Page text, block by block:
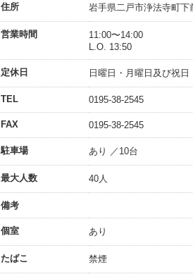
住所 岩手県二戸市浄法寺町下
営業時間
11:00〜14:00
L.O. 13:50
定休日 日曜日・月曜日及び祝日
TEL 0195-38-2545
FAX 0195-38-2545
駐車場 あり ／10台
最大人数 40人
備考
個室 あり
たばこ 禁煙